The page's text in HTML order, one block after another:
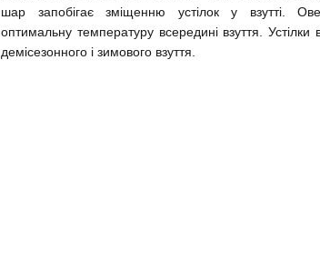
шар запобігає зміщенню устілок у взутті.
оптимальну температуру всередині взуття. Устілки
демісезонного і зимового взуття.